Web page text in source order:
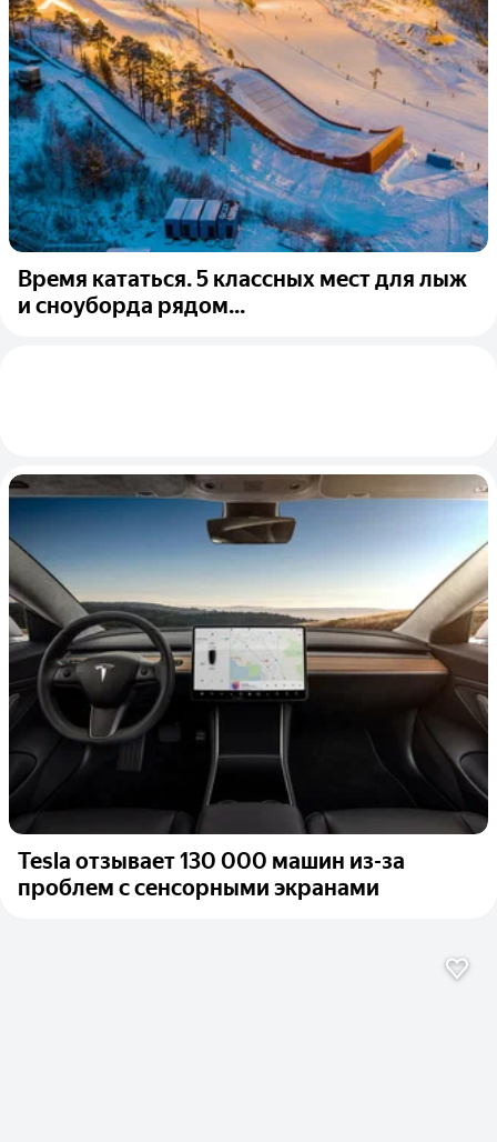
Время кататься. 5 классных мест для лыж
и сноуборда рядом...
Tesla отзывает 130 000 машин из-за
проблем с сенсорными экранами